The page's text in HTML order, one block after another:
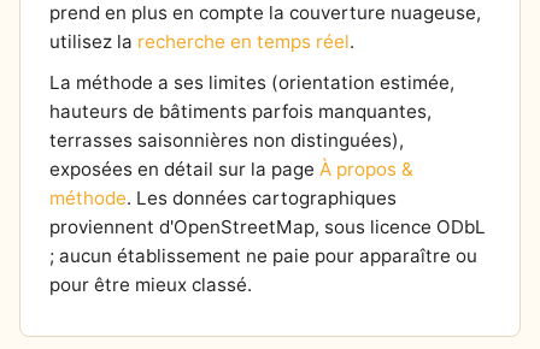
prend en plus en compte la couverture nuageuse,
utilisez la recherche en temps réel.
La méthode a ses limites (orientation estimée,
hauteurs de bâtiments parfois manquantes,
terrasses saisonnières non distinguées),
exposées en détail sur la page À propos &
méthode. Les données cartographiques
proviennent d'OpenStreetMap, sous licence ODbL
; aucun établissement ne paie pour apparaître ou
pour être mieux classé.